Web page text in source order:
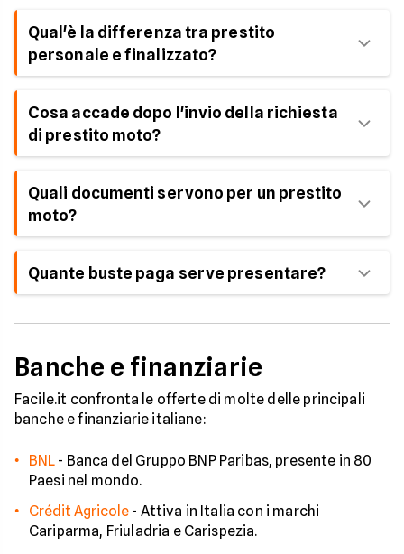
moto sono un'età compresa tra i 18 e i 75 anni,
garanzie in merito al proprio impiego e l'affidabilità
creditizia.
Qual'è la differenza tra prestito
personale e finalizzato?
cliente. Per il prestito finalizzato lo scopo deve
essere specificato e la somma è erogata presso il
punto vendita in cui si effettua l'acquisto.
Cosa accade dopo l'invio della richiesta
di prestito moto?
contattato dal consulente dedicato della
finanziaria che hai scelto per procedere con gli
step successivi.
Quali documenti servono per un prestito
moto?
riconoscimento dell'intestatario del
finanziamento moto, documento di reddito (busta
paga o cedolino pensione), IBAN del conto
Quante buste paga serve presentare?
La documentazione dipende dalla singola banca. In
recenti.
Banche e finanziarie
Facile.it confronta le offerte di molte delle principali
banche e finanziarie italiane:
BNL - Banca del Gruppo BNP Paribas, presente in 80
Paesi nel mondo.
Crédit Agricole - Attiva in Italia con i marchi
Cariparma, Friuladria e Carispezia.